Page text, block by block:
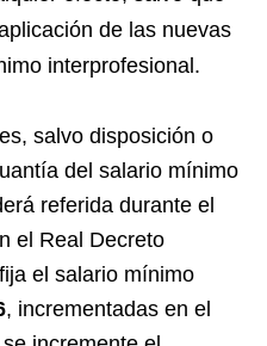
de las nuevas
interprofesional.
salvo disposición o
del salario mínimo
referida durante el
el Real Decreto
el salario mínimo
, incrementadas en el